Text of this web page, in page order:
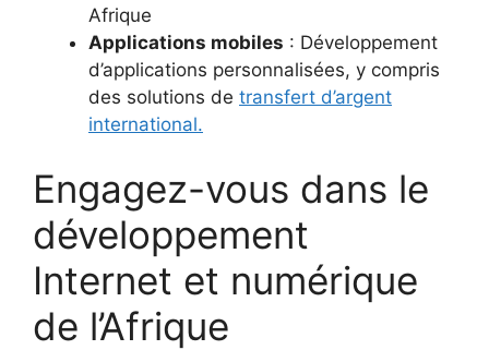
Afrique
Applications mobiles : Développement
d’applications personnalisées, y compris
des solutions de transfert d’argent
international.
Engagez-vous dans le
développement
Internet et numérique
de l’Afrique